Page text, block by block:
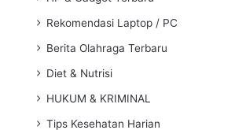
Rekomendasi Laptop / PC
Berita Olahraga Terbaru
Diet & Nutrisi
HUKUM & KRIMINAL
Tips Kesehatan Harian